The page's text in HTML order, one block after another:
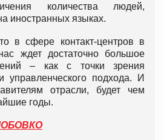
количества людей,
иностранных языках.
в сфере контакт-центров в
ждет достаточно большое
– как с точки зрения
управленческого подхода. И
отрасли, будет чем
годы.